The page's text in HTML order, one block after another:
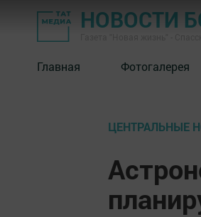
НОВОСТИ
Главная Фотогалерея
ЦЕНТРАЛЬНЫЕ